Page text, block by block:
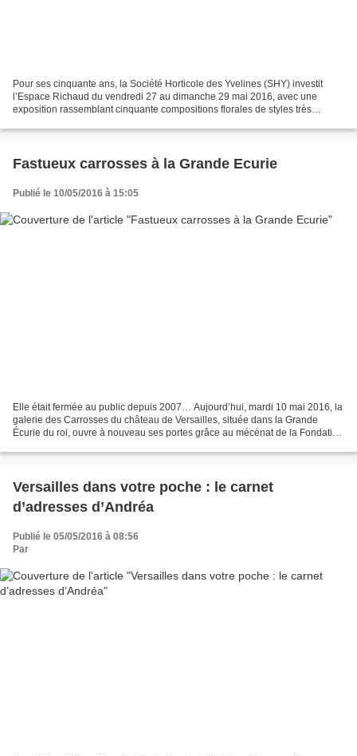
Pour ses cinquante ans, la Société Horticole des Yvelines (SHY) investit
l’Espace Richaud du vendredi 27 au dimanche 29 mai 2016, avec une
exposition rassemblant cinquante compositions florales de styles très
Fastueux carrosses à la Grande Ecurie
Publié le 10/05/2016 à 15:05
Elle était fermée au public depuis 2007… Aujourd’hui, mardi 10 mai 2016, la
galerie des Carrosses du château de Versailles, située dans la Grande
Écurie du roi, ouvre à nouveau ses portes grâce au mécénat de la Fondation
Versailles dans votre poche : le carnet
d’adresses d’Andréa
Publié le 05/05/2016 à 08:56
Par